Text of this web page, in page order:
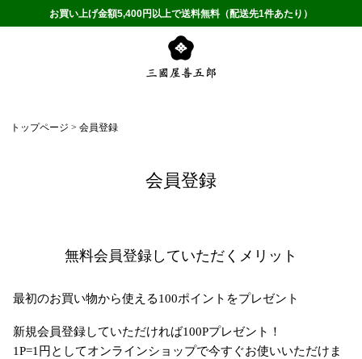
お買い上げ金額5,400円以上で送料無料（配送先1件あたり）
トップページ 会員登録
会員登録
無料会員登録していただくメリット
最初のお買い物から使える100ポイントをプレゼント
新規会員登録していただければ100Pプレゼント！
1P=1円としてオンラインショップで今すぐお使いいただけま